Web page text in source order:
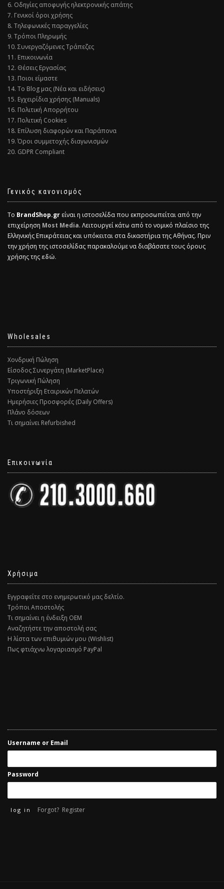
6. Οδηγίες αποφυγής ηλεκτρονικής απάτης
7. Γενικοί όροι χρήσης
8. Τηλεφωνικές παραγγελίες
9. Τρόποι Πληρωμής
10. Συνεργαζόμενες Τράπεζες
11. Επικοινωνία
12. Θέσεις Εργασίας
13. Ποιοι είμαστε
14. Το Blog μας (Νέα και ειδήσεις)
15. Εγχειρίδια χρήσης (Manuals)
16. Πολιτική Απορρήτου
17. Πολιτική Cookies
18. Επίλυση διαφορών και Παράπονα
19. Όροι συμμετοχής διαγωνισμών
20. GDPR Compliant
Γενικός κανονισμός
Το BrandShop.gr είναι η ιστοσελίδα που εκπροσωπείται από την
επιχείρηση Most Media. Λειτουργεί κάτω από το νομικό πλαίσιο της
Ελληνικής Επικράτειας και υπόκειται στα δικαστήρια της Αθήνας. Πριν
την χρήση της ιστοσελίδας παρακαλούμε να διαβάσατε τους όρους
χρήσης τηςεδώ.
Wholesales
Χονδρική Πώληση
Είσοδος Συνεργάτη (MarketPlace)
Τριγωνική Πώληση
Υποστήριξη Εταιρικών Πελατών
Ημερήσιες Προσφορές (Daily Offers)
Πλάνο δόσεων
Τι σημαίνει Refurbished
Επικοινωνία
Χρήσιμα
Εγγραφείτε στο ενημερωτικό μας δελτίο.
Τρόποι Αποστολής
Τι σημαίνει η ένδειξη ΟΕΜ
Αναζητήστε την αποστολή σας
Η λίστα των επιθυμιών μου (Wishlist)
Πως φτιάχνω λογαριασμό PayPal
Username or Email
Password
Forgot? Register